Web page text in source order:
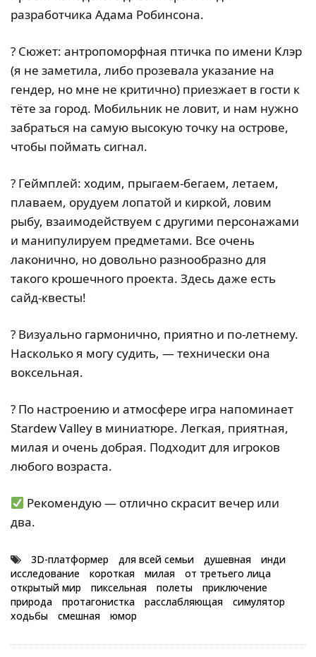
разработчика Адама Робинсона.
? Сюжет: антропоморфная птичка по имени Клэр
(я не заметила, либо прозевала указание на
гендер, но мне не критично) приезжает в гости к
тёте за город. Мобильник не ловит, и нам нужно
забраться на самую высокую точку на острове,
чтобы поймать сигнал.
? Геймплей: ходим, прыгаем-бегаем, летаем,
плаваем, орудуем лопатой и киркой, ловим
рыбу, взаимодействуем с другими персонажами
и манипулируем предметами. Все очень
лаконично, но довольно разнообразно для
такого крошечного проекта. Здесь даже есть
сайд-квесты!
? Визуально гармонично, приятно и по-летнему.
Насколько я могу судить, — технически она
воксельная.
? По настроению и атмосфере игра напоминает
Stardew Valley в миниатюре. Легкая, приятная,
милая и очень добрая. Подходит для игроков
любого возраста.
Рекомендую — отлично скрасит вечер или
два.
3D-платформер для всей семьи душевная
инди
исследование
короткая милая
от третьего лица
открытый мир
пиксельная полеты
приключение
природа
протагонистка расслабляющая
симулятор
ходьбы
смешная юмор